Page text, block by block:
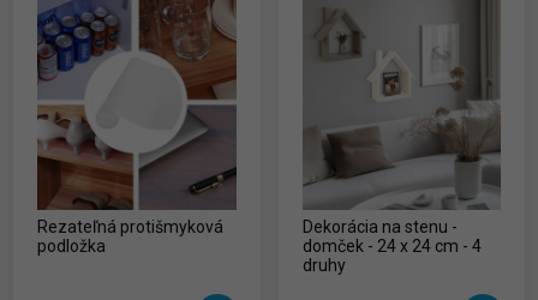
Rezateľná protišmyková
podložka
Dekorácia na stenu -
domček - 24 x 24 cm - 4
druhy